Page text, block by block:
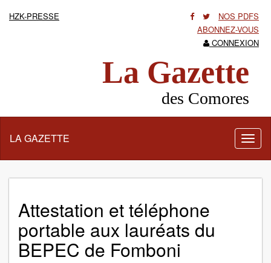
HZK-PRESSE
NOS PDFS
ABONNEZ-VOUS
CONNEXION
La Gazette
des Comores
la
LA GAZETTE
Attestation et téléphone
portable aux lauréats du
BEPEC de Fomboni